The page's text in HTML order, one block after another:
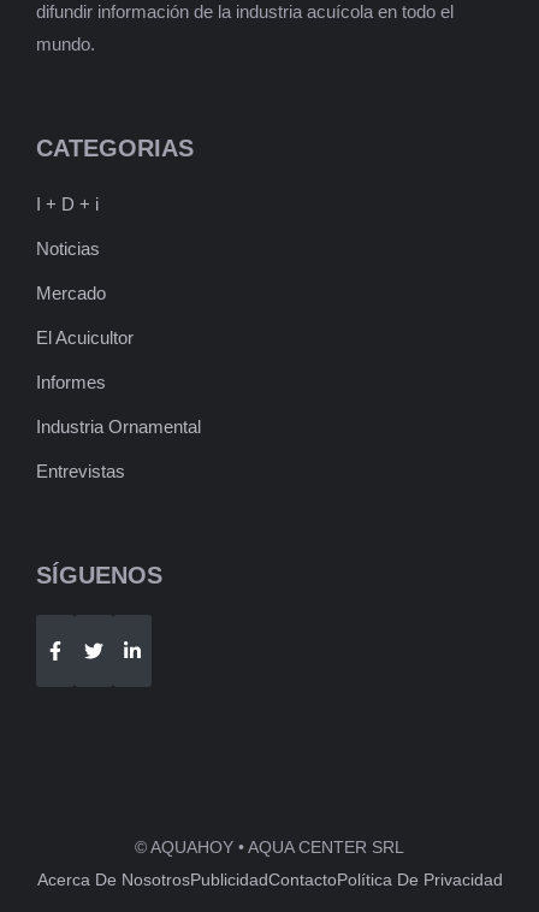
difundir información de la industria acuícola en todo el
mundo.
CATEGORIAS
I + D + i
Noticias
Mercado
El Acuicultor
Informes
Industria Ornamental
Entrevistas
SÍGUENOS
© AQUAHOY • AQUA CENTER SRL
Acerca De NosotrosPublicidadContactoPolítica De Privacidad